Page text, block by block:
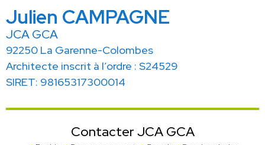
Julien CAMPAGNE
JCA GCA
92250 La Garenne-Colombes
Architecte inscrit à l’ordre : S24529
SIRET: 98165317300014
Contacter JCA GCA